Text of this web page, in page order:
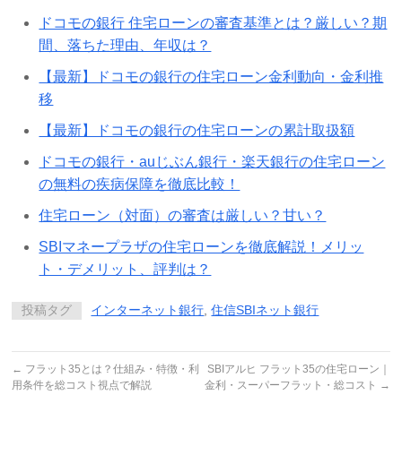
ドコモの銀行 住宅ローンの審査基準とは？厳しい？期
間、落ちた理由、年収は？
【最新】ドコモの銀行の住宅ローン金利動向・金利推
移
【最新】ドコモの銀行の住宅ローンの累計取扱額
ドコモの銀行・auじぶん銀行・楽天銀行の住宅ローン
の無料の疾病保障を徹底比較！
住宅ローン（対面）の審査は厳しい？甘い？
SBIマネープラザの住宅ローンを徹底解説！メリッ
ト・デメリット、評判は？
投稿タグ インターネット銀行 ,住信SBIネット銀行
← フラット35とは？仕組み・特徴・利
用条件を総コスト視点で解説
SBIアルヒ フラット35の住宅ローン｜
金利・スーパーフラット・総コスト →